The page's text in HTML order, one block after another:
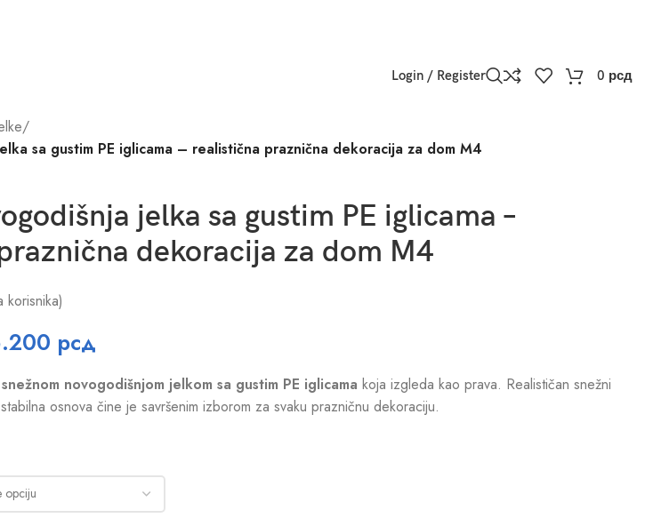
Login / Register 0 рсд
/
sa gustim PE iglicama – realistična praznična dekoracija za dom M4
jelka sa gustim PE iglicama –
dekoracija za dom M4
korisnika)
рсд
snežnom novogodišnjom jelkom sa gustim PE iglicama koja izgleda kao prava. Realističan snežni
osnova čine je savršenim izborom za svaku prazničnu dekoraciju.